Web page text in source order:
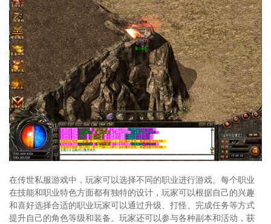
在传世私服游戏中，玩家可以选择不同的职业进行游戏。每个职业
在技能和职业特色方面都有独特的设计，玩家可以根据自己的兴趣
和喜好选择合适的职业玩家可以通过升级、打怪、完成任务等方式
提升自己的角色等级和装备。玩家还可以参与各种副本和活动，获